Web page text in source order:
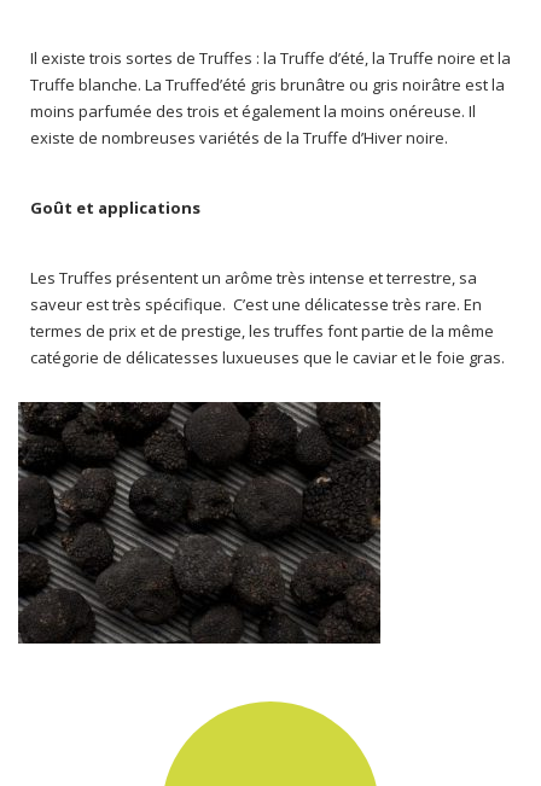
Il existe trois sortes de Truffes : la Truffe d’été, la Truffe noire et la
Truffe blanche. La Truffed’été gris brunâtre ou gris noirâtre est la
moins parfumée des trois et également la moins onéreuse. Il
existe de nombreuses variétés de la Truffe d’Hiver noire.
Goût et applications
Les Truffes présentent un arôme très intense et terrestre, sa
saveur est très spécifique. C’est une délicatesse très rare. En
termes de prix et de prestige, les truffes font partie de la même
catégorie de délicatesses luxueuses que le caviar et le foie gras.